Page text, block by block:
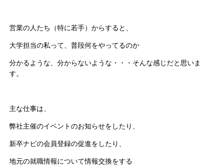
営業の人たち（特に若手）からすると、
大学担当の私って、普段何をやってるのか
分かるような、分からないような・・・そんな感じだと思いま
す。
主な仕事は、
弊社主催のイベントのお知らせをしたり、
新卒ナビの会員登録の促進をしたり、
地元の就職情報について情報交換をする